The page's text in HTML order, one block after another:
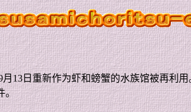
月13日重新作为虾和螃蟹的水族馆被再利用
。